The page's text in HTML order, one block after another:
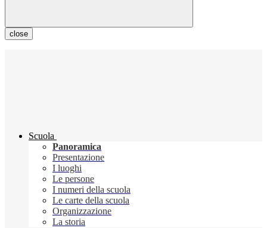
close
Scuola
Panoramica
Presentazione
I luoghi
Le persone
I numeri della scuola
Le carte della scuola
Organizzazione
La storia